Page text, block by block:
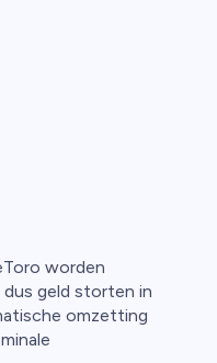
worden
geld storten in
omzetting